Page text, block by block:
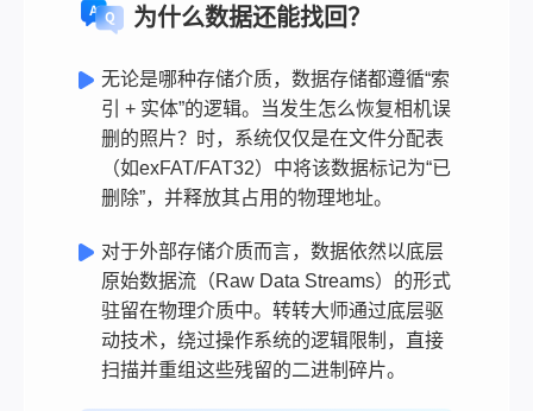
为什么数据还能找回？
无论是哪种存储介质，数据存储都遵循“索
引 + 实体”的逻辑。当发生怎么恢复相机误
删的照片？时，系统仅仅是在文件分配表
（如exFAT/FAT32）中将该数据标记为“已
删除”，并释放其占用的物理地址。
对于外部存储介质而言，数据依然以底层
原始数据流（Raw Data Streams）的形式
驻留在物理介质中。转转大师通过底层驱
动技术，绕过操作系统的逻辑限制，直接
扫描并重组这些残留的二进制碎片。